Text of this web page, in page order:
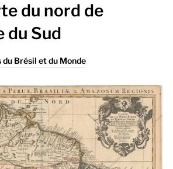
du nord de
du Sud
Brésil et du Monde